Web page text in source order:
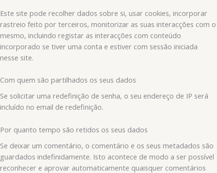
Este site pode recolher dados sobre si, usar cookies, incorporar
rastreio feito por terceiros, monitorizar as suas interacções com o
mesmo, incluindo registar as interacções com conteúdo
incorporado se tiver uma conta e estiver com sessão iniciada
nesse site.
Com quem são partilhados os seus dados
Se solicitar uma redefinição de senha, o seu endereço de IP será
incluído no email de redefinição.
Por quanto tempo são retidos os seus dados
Se deixar um comentário, o comentário e os seus metadados são
guardados indefinidamente. Isto acontece de modo a ser possível
reconhecer e aprovar automaticamente quaisquer comentários